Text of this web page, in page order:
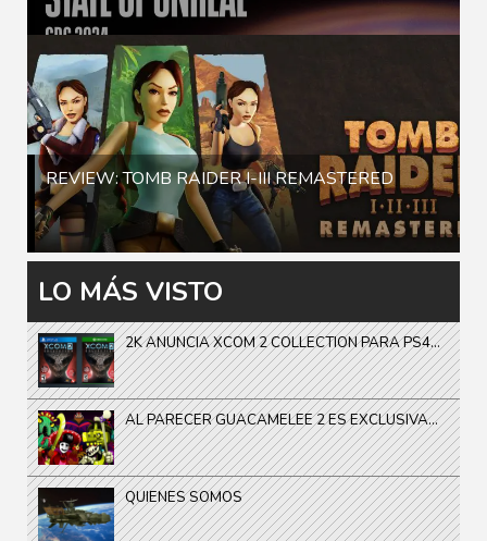
REVIEW: TOMB RAIDER I-III REMASTERED
LO MÁS VISTO
2K ANUNCIA XCOM 2 COLLECTION PARA PS4...
AL PARECER GUACAMELEE 2 ES EXCLUSIVA...
QUIENES SOMOS